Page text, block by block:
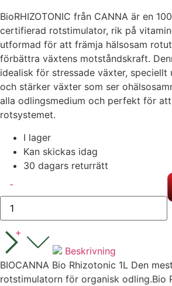
BioRHIZOTONIC från CANNA är en
certifierad rotstimulator, rik på
utformad för att främja hälsosam
förbättra växtens motståndskraft.
idealisk för stressade växter, speciellt
och stärker växter som ser
alla odlingsmedium och perfekt för
rotsystemet.
I lager
Kan skickas idag
30 dagars returrätt
Bio
Rhizotonic
mängd
-
+
Beskrivning
BIOCANNA Bio Rhizotonic 1L Den
rotstimulatorn för organisk odling.Bio